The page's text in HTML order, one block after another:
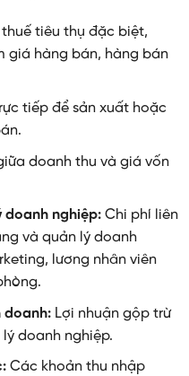
tiêu thụ đặc biệt,
giá hàng bán, hàng bán
tiếp để sản xuất hoặc
doanh thu và giá vốn
doanh nghiệp:Chi phí liên
và quản lý doanh
lương nhân viên
doanh:Lợi nhuận gộp trừ
doanh nghiệp.
Các khoản thu nhập